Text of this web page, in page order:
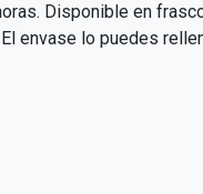
Disponible en
envase lo puedes